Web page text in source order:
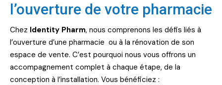
l’ouverture de votre pharmacie
Chez Identity Pharm, nous comprenons les défis liés à
l’ouverture d’une pharmacie ou à la rénovation de son
espace de vente. C’est pourquoi nous vous offrons un
accompagnement complet à chaque étape, de la
conception à l’installation. Vous bénéficiez :